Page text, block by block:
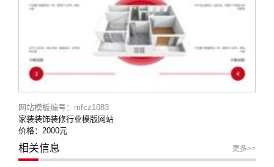
网站模板编号：mfcz1083
家装装饰装修行业模版网站
价格：2000元
相关信息 更多>>